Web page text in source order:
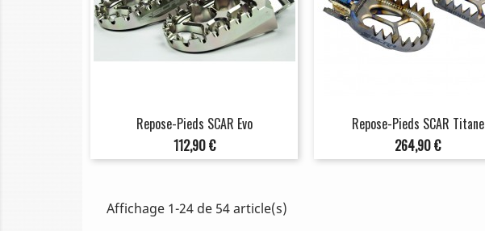
Repose-Pieds SCAR Evo
Prix
112,90 €
Repose-Pieds SCAR Titane
Prix
264,90 €
Affichage 1-24 de 54 article(s)